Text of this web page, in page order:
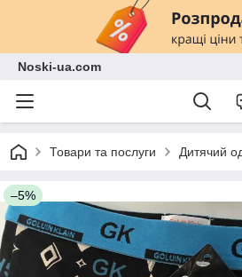
Noski-ua.com
Товари та послуги Дитячий
–5%